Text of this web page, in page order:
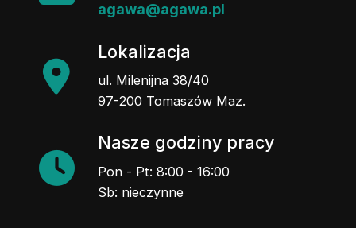
agawa@agawa.pl
Lokalizacja
ul. Milenijna 38/40
97-200 Tomaszów Maz.
Nasze godziny pracy
Pon - Pt: 8:00 - 16:00
Sb: nieczynne